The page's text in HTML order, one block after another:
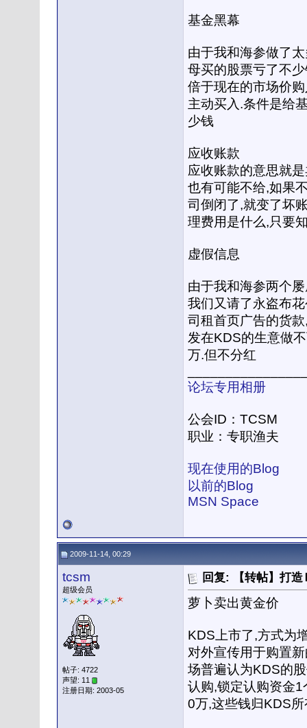
基金黑幕
由于我和海参做了
母买的股票亏了不
倍于现在的市场价
主动买入.条件是给
少钱
应收账款
应收账款的意思就
也有可能不给,如果
司倒闭了,就变了坏
理费用是什么,只要
虚假信息
由于我和海参两个
我们又请了永盗布
司租首页广告的货
发在KDS的生意做
万.但不分红
论坛专用相册
公会ID：TCSM
职业：专职渔夫
现在使用的Blog
以前的Blog
MSN Space
2009-11-14, 00:29
tcsm
超级会员
帖子: 4722
声望: 11
注册日期: 2003-05
回复: 【转帖】打
萝卜卖出黄金价
KDS上市了,方式为
对外宣传用于购置
场普遍认为KDS的
认购,锁定认购资金
0万,这些钱归KDS